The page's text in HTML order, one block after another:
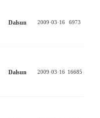
Dalsun 2009·03·16 6973
Dalsun 2009·03·16 16685